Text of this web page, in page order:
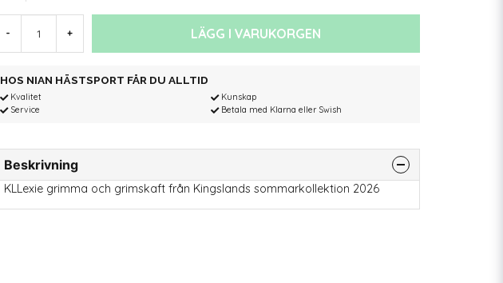
- + LÄGG I VARUKORGEN
HOS NIAN HÄSTSPORT FÅR DU ALLTID
Kvalitet
Service
Kunskap
Betala med Klarna eller Swish
Beskrivning
KLLexie grimma och grimskaft från Kingslands sommarkollektion 2026